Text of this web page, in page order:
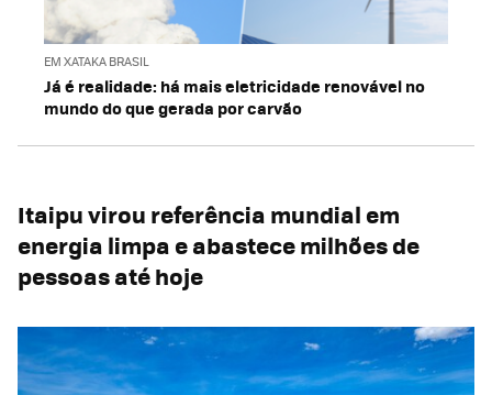
EM XATAKA BRASIL
Já é realidade: há mais eletricidade renovável no
mundo do que gerada por carvão
Itaipu virou referência mundial em
energia limpa e abastece milhões de
pessoas até hoje